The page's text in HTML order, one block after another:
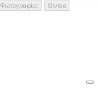
Φωτογραφίες
Βίντεο